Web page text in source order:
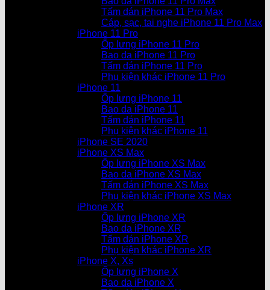
Tấm dán iPhone 11 Pro Max
Cáp, sạc, tai nghe iPhone 11 Pro Max
iPhone 11 Pro
Ốp lưng iPhone 11 Pro
Bao da iPhone 11 Pro
Tấm dán iPhone 11 Pro
Phụ kiện khác iPhone 11 Pro
iPhone 11
Ốp lưng iPhone 11
Bao da iPhone 11
Tấm dán iPhone 11
Phụ kiện khác iPhone 11
iPhone SE 2020
iPhone XS Max
Ốp lưng iPhone XS Max
Bao da iPhone XS Max
Tấm dán iPhone XS Max
Phụ kiện khác iPhone XS Max
iPhone XR
Ốp lưng iPhone XR
Bao da iPhone XR
Tấm dán iPhone XR
Phụ kiện khác iPhone XR
iPhone X, Xs
Ốp lưng iPhone X
Bao da iPhone X